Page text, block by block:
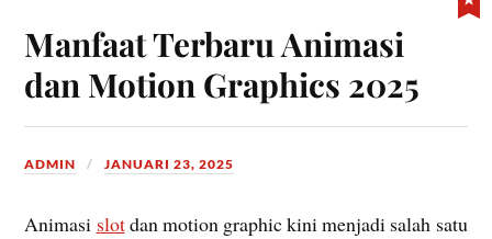
Manfaat Terbaru Animasi
dan Motion Graphics 2025
ADMIN JANUARI 23, 2025
Animasi slotdan motion graphic kini menjadi salah satu